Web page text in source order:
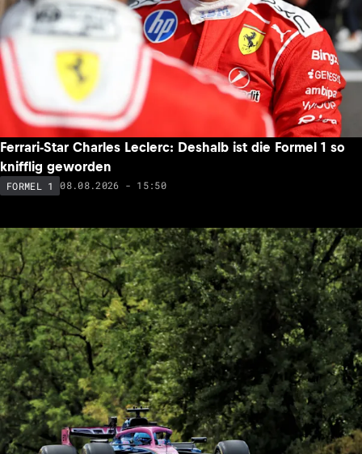
Ferrari-Star Charles Leclerc: Deshalb ist die Formel 1 so
knifflig geworden
FORMEL 1 08.08.2026 - 15:50